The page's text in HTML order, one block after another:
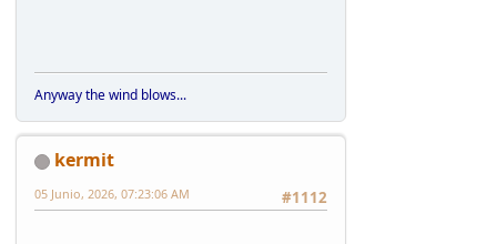
Anyway the wind blows...
kermit
#1112
05 Junio, 2026, 07:23:06 AM